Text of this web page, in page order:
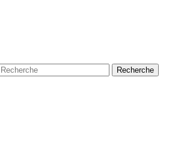
Recherche